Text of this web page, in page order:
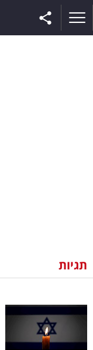
וצרכנות
דיגיטל
תגיות